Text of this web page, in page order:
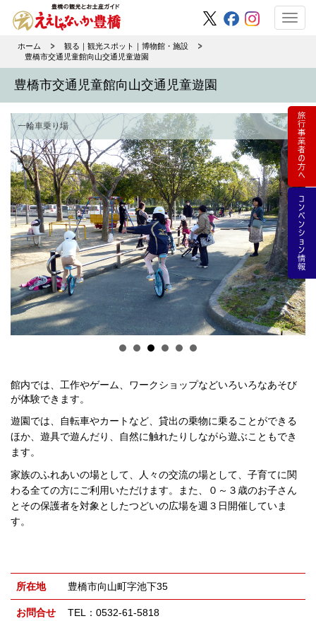
ホーム
観る｜観光スポット｜博物館・施設
豊橋市交通児童館向山交通児童遊園
豊橋市交通児童館向山交通児童遊園
一輪車乗り場
館内では、工作やゲーム、ワークショップなどいろいろなあそび
が体験できます。
遊園では、自転車やカートなど、貸出の乗物に乗ることができる
ほか、遊具で遊んだり、自然に触れた りしながら遊ぶこともでき
ます。
家族のふれあいの場として、人々の交流の場として、子育てに関
わる全ての方にご利用いただけます。また、０～３歳のお子さん
とその保護者を対象としたつどいの広場を週 ３日開催していま
す。
所在地 豊橋市向山町字池下35
お問合せ TEL：0532-61-5818